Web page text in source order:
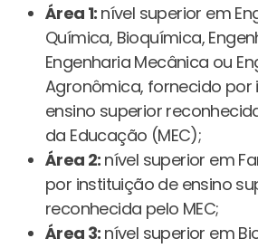
Área 1: nível superior em
Química, Bioquímica,
Engenharia Mecânica ou
Agronômica, fornecido por
ensino superior
da Educação (MEC);
Área 2: nível superior em
por instituição de ensino
reconhecida pelo MEC;
Área 3: nível superior em